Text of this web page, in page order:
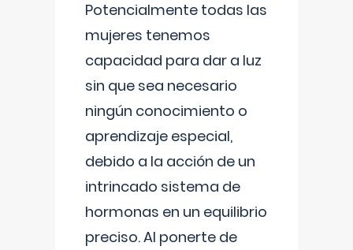
Potencialmente todas las
mujeres tenemos
capacidad para dar a luz
sin que sea necesario
ningún conocimiento o
aprendizaje especial,
debido a la acción de un
intrincado sistema de
hormonas en un equilibrio
preciso. Al ponerte de